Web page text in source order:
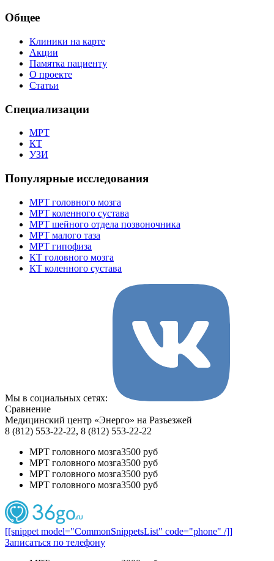
Общее
Клиники на карте
Акции
Памятка пациенту
О проекте
Статьи
Специализации
МРТ
КТ
УЗИ
Популярные исследования
МРТ головного мозга
МРТ коленного сустава
МРТ шейного отдела позвоночника
МРТ малого таза
МРТ гипофиза
КТ головного мозга
КТ коленного сустава
Мы в социальных сетях:
Сравнение
Медицинский центр «Энерго» на Разъезжей
8 (812) 553-22-22, 8 (812) 553-22-22
МРТ головного мозга3500 руб
МРТ головного мозга3500 руб
МРТ головного мозга3500 руб
МРТ головного мозга3500 руб
[[snippet model="CommonSnippetsList" code="phone" /]]
Записаться по телефону